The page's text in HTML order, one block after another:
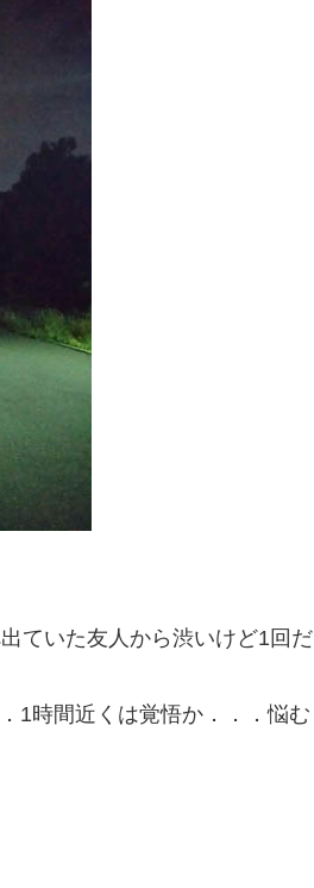
ていた友人から渋いけど1回だ
1時間近くは覚悟か．．．悩む